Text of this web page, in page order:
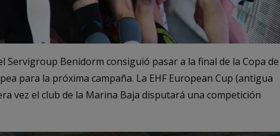
Servigroup Benidorm consiguió pasar a la final de la Copa de
para la próxima campaña. La EHF European Cup (antigua
vez el club de la Marina Baja disputará una competición